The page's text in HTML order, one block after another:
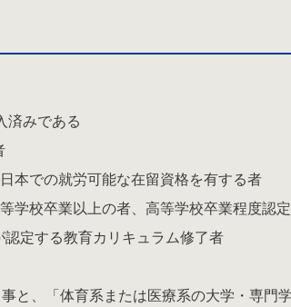
済みである
本での就労可能な在留資格を有する者
学校卒業以上の者、高等学校卒業程度認
定する教育カリキュラム修了者
と、「体育系または医療系の大学・専門